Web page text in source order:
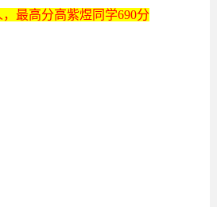
最高分高紫煜同学690分